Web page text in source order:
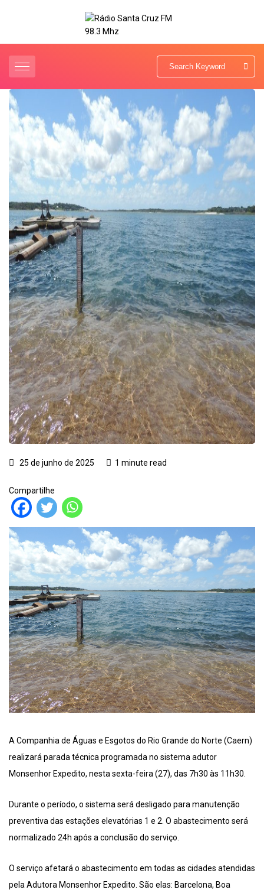
25 de junho de 2025 1 minute read
Compartilhe
A Companhia de Águas e Esgotos do Rio Grande do Norte (Caern)
realizará parada técnica programada no sistema adutor
Monsenhor Expedito, nesta sexta-feira (27), das 7h30 às 11h30.
Durante o período, o sistema será desligado para manutenção
preventiva das estações elevatórias 1 e 2. O abastecimento será
normalizado 24h após a conclusão do serviço.
O serviço afetará o abastecimento em todas as cidades atendidas
pela Adutora Monsenhor Expedito. São elas: Barcelona, Boa